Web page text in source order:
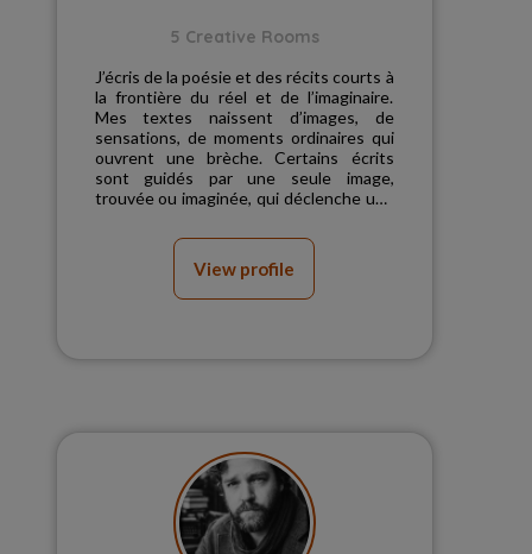
5 Creative Rooms
J’écris de la poésie et des récits courts à
la frontière du réel et de l’imaginaire.
Mes textes naissent d’images, de
sensations, de moments ordinaires qui
ouvrent une brèche. Certains écrits
sont guidés par une seule image,
trouvée ou imaginée, qui déclenche une
View profile